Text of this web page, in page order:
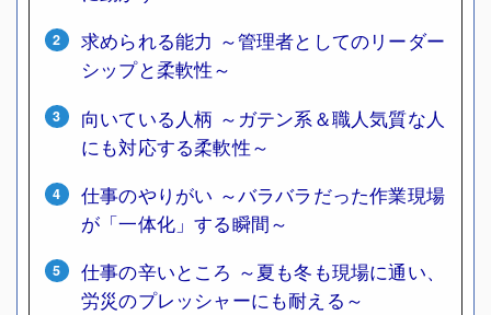
求められる能力 ～管理者としてのリーダー
シップと柔軟性～
向いている人柄 ～ガテン系＆職人気質な人
にも対応する柔軟性～
仕事のやりがい ～バラバラだった作業現場
が「一体化」する瞬間～
仕事の辛いところ ～夏も冬も現場に通い、
労災のプレッシャーにも耐える～